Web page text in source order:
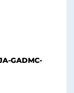
GADMC-